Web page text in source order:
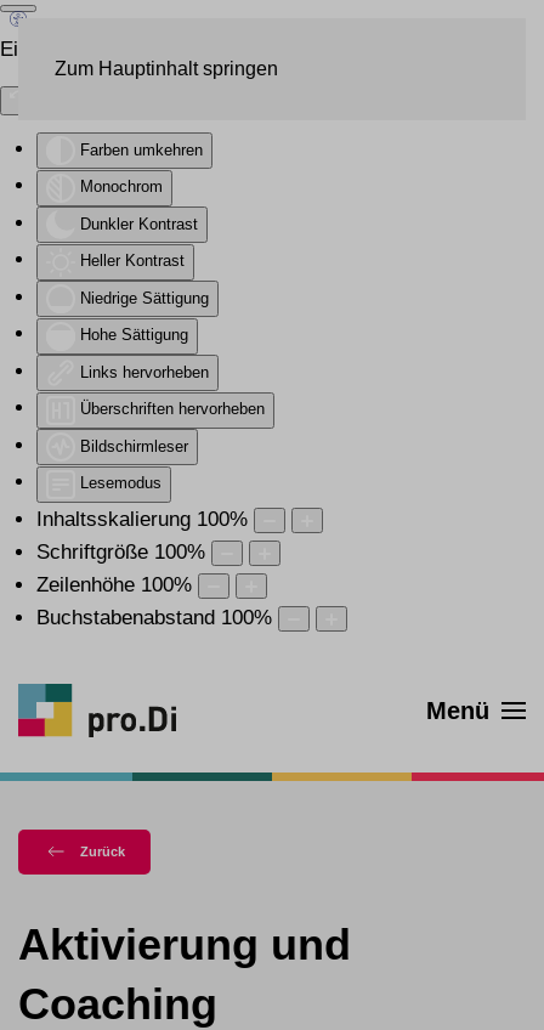
Eingabehilfen öffnen
Farben umkehren
Monochrom
Dunkler Kontrast
Heller Kontrast
Niedrige Sättigung
Hohe Sättigung
Links hervorheben
Überschriften hervorheben
Bildschirmleser
Lesemodus
Inhaltsskalierung 100%
Schriftgröße 100%
Zeilenhöhe 100%
Buchstabenabstand 100%
Zum Hauptinhalt springen
Menü
Zurück
Aktivierung und
Coaching